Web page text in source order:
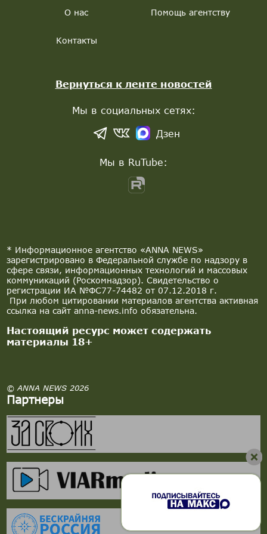
* Информационное агентство «ANNA NEWS»
зарегистрировано в Федеральной службе по надзору в
сфере связи, информационных технологий и массовых
коммуникаций (Роскомнадзор). Свидетельство о
регистрации ИА №ФС77-74482 от 07.12.2018 г.
При любом цитировании материалов агентства активная
ссылка на сайт anna-news.info обязательна.
Настоящий ресурс может содержать
материалы 18+
© ANNA NEWS 2026
Партнеры
О нас Помощь агентству
Контакты
Вернуться к ленте новостей
Мы в социальных сетях:
Дзен
Мы в RuTube: